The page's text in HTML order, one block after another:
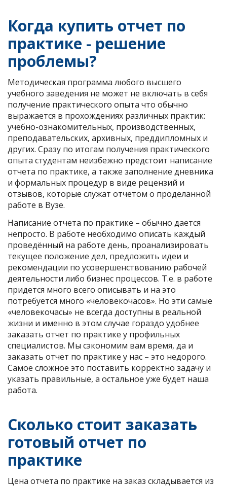
Когда купить отчет по
практике - решение
проблемы?
Методическая программа любого высшего
учебного заведения не может не включать в себя
получение практического опыта что обычно
выражается в прохождениях различных практик:
учебно-ознакомительных, производственных,
преподавательских, архивных, преддипломных и
других. Сразу по итогам получения практического
опыта студентам неизбежно предстоит написание
отчета по практике, а также заполнение дневника
и формальных процедур в виде рецензий и
отзывов, которые служат отчетом о проделанной
работе в Вузе.
Написание отчета по практике – обычно дается
непросто. В работе необходимо описать каждый
проведённый на работе день, проанализировать
текущее положение дел, предложить идеи и
рекомендации по усовершенствованию рабочей
деятельности либо бизнес процессов. Т.е. в работе
придется много всего описывать и на это
потребуется много «человекочасов». Но эти самые
«человекочасы» не всегда доступны в реальной
жизни и именно в этом случае гораздо удобнее
заказать отчет по практике у профильных
специалистов. Мы сэкономим вам время, да и
заказать отчет по практике у нас – это недорого.
Самое сложное это поставить корректно задачу и
указать правильные, а остальное уже будет наша
работа.
Сколько стоит заказать
готовый отчет по
практике
Цена отчета по практике на заказ складывается из